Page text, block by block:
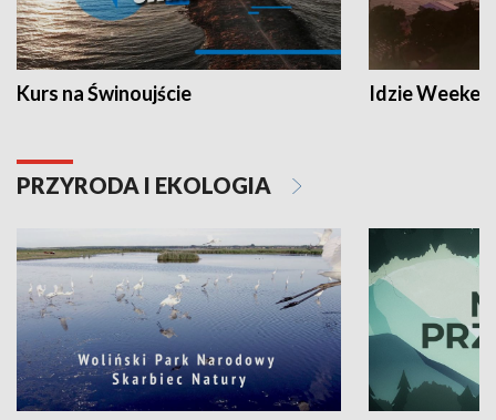
Kurs na Świnoujście Idzie
PRZYRODA I EKOLOGIA